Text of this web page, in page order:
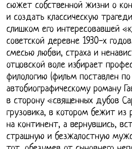
сюжет собственной жизни о
и создать классическую
слишком его интересовавшей
советской деревне 1930-х
смесью любви, страха и
отцовской воле избирает
филологию (фильм поставлен по
автобиографическому роману
в сторону «священных дубов
грузовика, в котором бежит из
на континент, а вернувшись,
страшную и безжалостную